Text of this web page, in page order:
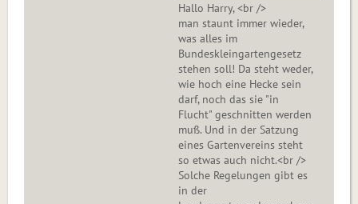
Hallo Harry, <br />
man staunt immer wieder,
was alles im
Bundeskleingartengesetz
stehen soll! Da steht weder,
wie hoch eine Hecke sein
darf, noch das sie "in
Flucht" geschnitten werden
muß. Und in der Satzung
eines Gartenvereins steht
so etwas auch nicht.<br />
Solche Regelungen gibt es
in der